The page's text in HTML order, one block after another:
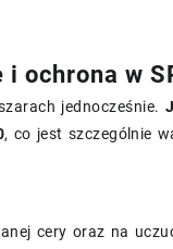
ochrona w
jednocześnie.
, co jest szczególnie
cery oraz na